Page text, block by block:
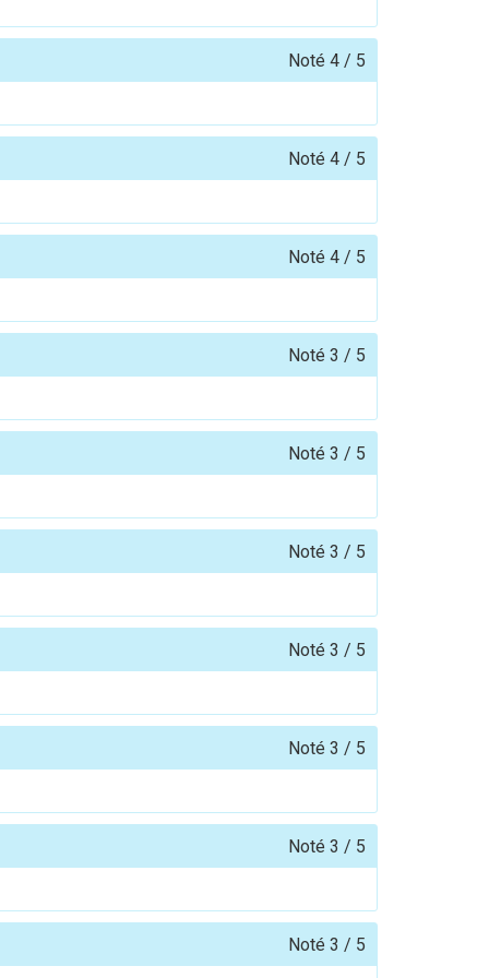
Noté 4 / 5
Noté 4 / 5
Noté 4 / 5
Noté 3 / 5
Noté 3 / 5
Noté 3 / 5
Noté 3 / 5
Noté 3 / 5
Noté 3 / 5
Noté 3 / 5